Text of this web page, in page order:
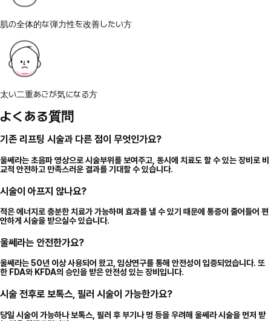
肌の全体的な弾力性を改善したい方
太い二重あごが気になる方
よくある質問
기존 리프팅 시술과 다른 점이 무엇인가요?
울쎄라는 초음파 영상으로 시술부위를 보여주고, 동시에 치료도 할 수 있는 장비로 비
교적 안전하고 만족스러운 결과를 기대할 수 있습니다.
시술이 아프지 않나요?
적은 에너지로 충분한 치료가 가능하며 효과를 낼 수 있기 때문에 통증이 줄어들어 편
안하게 시술을 받으실수 있습니다.
울쎄라는 안전한가요?
울쎄라는 50년 이상 사용되어 왔고, 임상연구를 통해 안전성이 입증되었습니다. 또
한 FDA와 KFDA의 승인을 받은 안전성 있는 장비입니다.
시술 전후로 보톡스, 필러 시술이 가능한가요?
당일 시술이 가능하나 보톡스, 필러 후 부기나 멍 등을 우려해 울쎄라 시술을 먼저 받